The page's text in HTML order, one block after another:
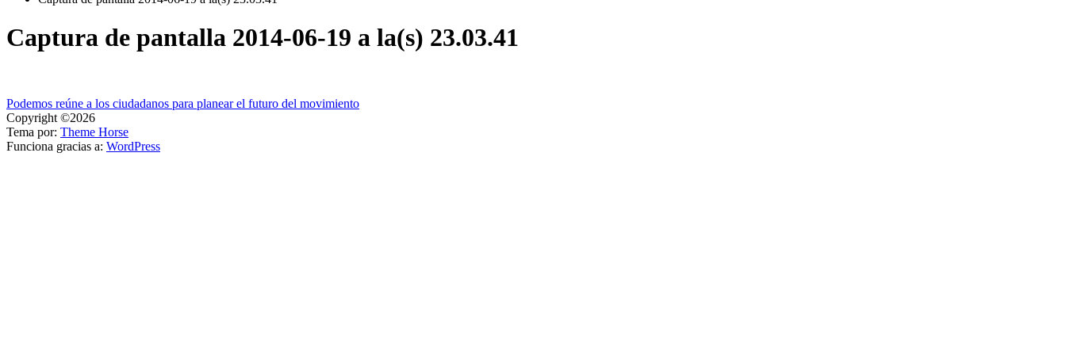
Captura de pantalla 2014-06-19 a la(s) 23.03.41
Navegación
de
entradas
Podemos reúne a los ciudadanos para planear el futuro del movimiento
Copyright ©2026
Tema por: Theme Horse
Funciona gracias a: WordPress